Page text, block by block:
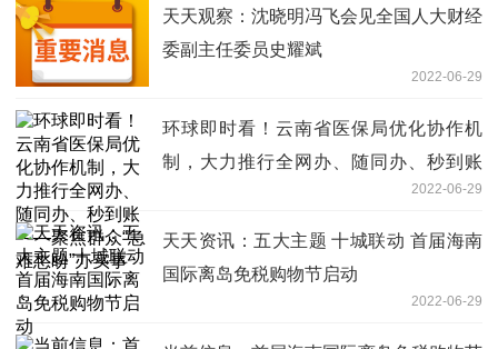
天天观察：沈晓明冯飞会见全国人大财经
委副主任委员史耀斌
2022-06-29
环球即时看！云南省医保局优化协作机
制，大力推行全网办、随同办、秒到账
2022-06-29
天天资讯：五大主题 十城联动 首届海南
国际离岛免税购物节启动
2022-06-29